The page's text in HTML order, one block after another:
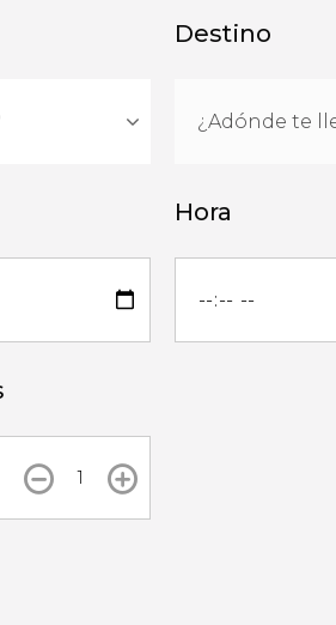
Destino
Hora